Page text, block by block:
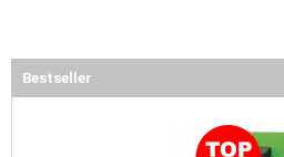
Bestseller